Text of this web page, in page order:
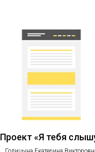
Проект «Я тебя